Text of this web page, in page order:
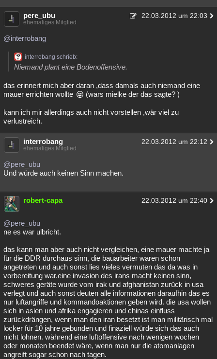
pere_ubu 22.03.2012 um 22:03
ehemaliges Mitglied
@interrobang
interrobang schrieb:
Niemand plant eine Bodenoffensive.
das erinnert mich aber daran ,dass damals auch niemand eine
mauer errichten wollte
(wars mielke der das sagte? )
kann ich mir allerdings auch nicht vorstellen ,wär viel zu
verlustreich.
interrobang 22.03.2012 um 22:12
ehemaliges Mitglied
@pere_ubu
Und würde auch keinen Sinn machen.
robert-capa 22.03.2012 um 22:40
@pere_ubu
ne es war ulbricht.
das kann man aber auch nicht vergleichen, eine mauer machte ja
für die DDR durchaus sinn, die bauarbeiter waren schon
angetreten und auch sonst lies vieles vermuten das da was in
vorbereitung war.eine invasion des irans macht keinen sinn,
schweres geräte wurde vom irak und afghanistan zurück in usa
verlegt und auch sonst deuten alle informationen daraufhin das es
nur luftangriffe und kommandoaktionen geben wird. die usa wollen
sich in asien und afrika engagieren und chinas einfluss
zurückdrängen, wenn man den iran besetzt ist man militärisch mal
locker für 10 jahre gebunden und finaziell würde sich das auch
nicht lohnen. während eine luftoffensive nach wenigen wochen
oder monaten beendet wäre, wenn man nur die atomanlagen
angreift sogar schon nach tagen.